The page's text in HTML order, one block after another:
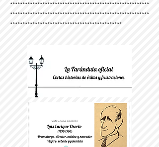
********************************************************
********************************************************
*********************************************